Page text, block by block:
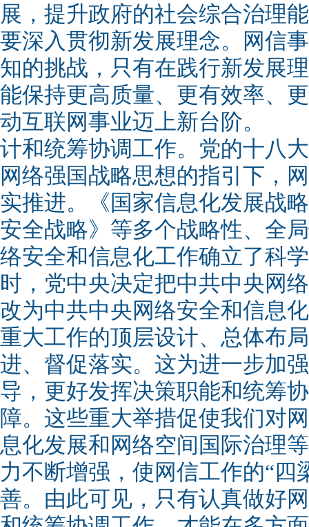
展，提升政府的社会综合治理
要深入贯彻新发展理念。网信
知的挑战，只有在践行新发展
能保持更高质量、更有效率、
动互联网事业迈上新台阶。
计和统筹协调工作。党的十八
网络强国战略思想的指引下，
实推进。《国家信息化发展战
安全战略》等多个战略性、全
络安全和信息化工作确立了科
时，党中央决定把中共中央网
改为中共中央网络安全和信息
重大工作的顶层设计、总体布
进、督促落实。这为进一步加
导，更好发挥决策职能和统筹
障。这些重大举措促使我们对
息化发展和网络空间国际治理
力不断增强，使网信工作的“四
善。由此可见，只有认真做好